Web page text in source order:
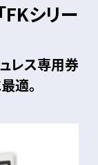
シリー
レス専用券
適。